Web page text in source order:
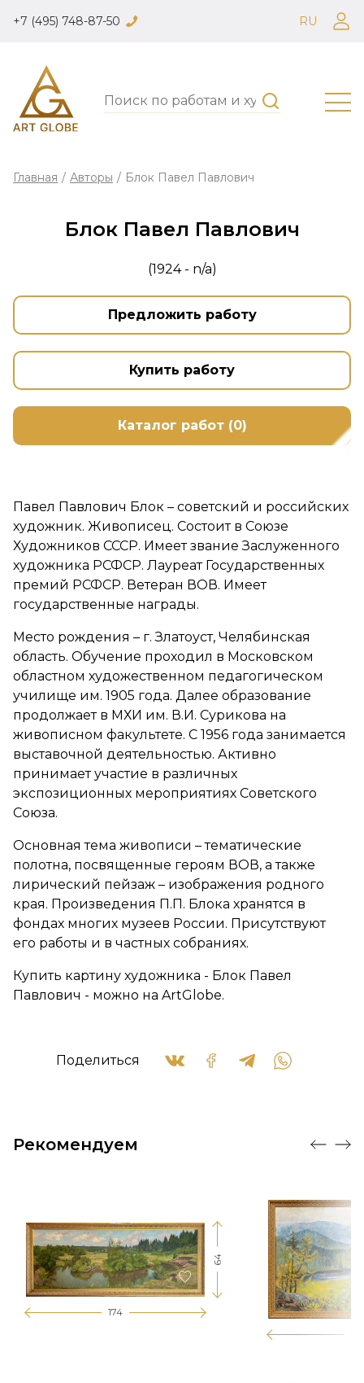
+7 (495) 748-87-50 RU
Главная / Авторы / Блок Павел Павлович
Блок Павел Павлович
(1924 - n/a)
Предложить работу
Купить работу
Каталог работ (0)
Павел Павлович Блок – советский и российских
художник. Живописец. Состоит в Союзе
Художников СССР. Имеет звание Заслуженного
художника РСФСР. Лауреат Государственных
премий РСФСР. Ветеран ВОВ. Имеет
государственные награды.
Место рождения – г. Златоуст, Челябинская
область. Обучение проходил в Московском
областном художественном педагогическом
училище им. 1905 года. Далее образование
продолжает в МХИ им. В.И. Сурикова на
живописном факультете. С 1956 года занимается
выставочной деятельностью. Активно
принимает участие в различных
экспозиционных мероприятиях Советского
Союза.
Основная тема живописи – тематические
полотна, посвященные героям ВОВ, а также
лирический пейзаж – изображения родного
края. Произведения П.П. Блока хранятся в
фондах многих музеев России. Присутствуют
его работы и в частных собраниях.
Купить картину художника - Блок Павел
Павлович - можно на ArtGlobe.
Поделиться
Рекомендуем
174
64